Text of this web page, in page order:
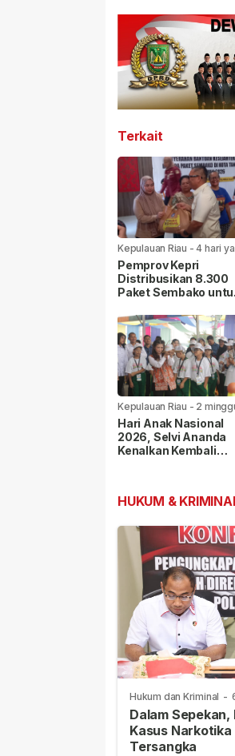
Terkait
Kepulauan Riau -4 hari
lalu
Pemprov Kepri
Distribusikan 8.300
Paket Sembako
Kabupaten/Kota
Kepulauan Riau - 2
yang lalu
Hari Anak Nasional
2026, Selvi Ananda
Kenalkan Kembali
HUKUM &
Hukum dan Kriminal -
Dalam
Kasus Narkotika
Tersangka